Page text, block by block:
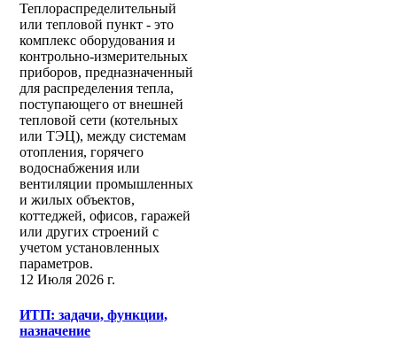
Теплораспределительный
или тепловой пункт - это
комплекс оборудования и
контрольно-измерительных
приборов, предназначенный
для распределения тепла,
поступающего от внешней
тепловой сети (котельных
или ТЭЦ), между системам
отопления, горячего
водоснабжения или
вентиляции промышленных
и жилых объектов,
коттеджей, офисов, гаражей
или других строений с
учетом установленных
параметров.
12 Июля 2026 г.
ИТП: задачи, функции,
назначение